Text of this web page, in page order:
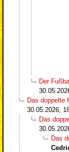
Der
Das doppelte
30.05.2026,
Das
Das